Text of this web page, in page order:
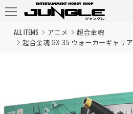
ALL ITEMS アニメ
超合金魂
超合金魂 GX-35 ウォーカーギャリア